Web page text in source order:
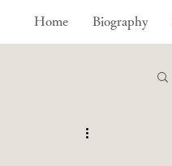
Home Biography